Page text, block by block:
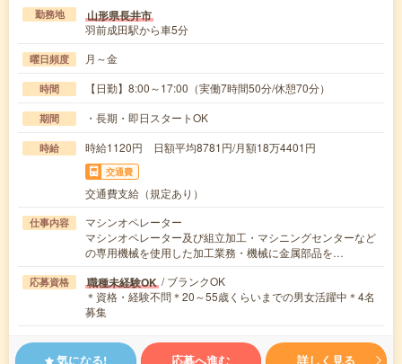
勤務地 山形県長井市
羽前成田駅から車5分
曜日頻度 月～金
時間 【日勤】8:00～17:00（実働7時間50分/休憩70分）
期間 ・長期・即日スタートOK
時給 時給1120円 日額平均8781円/月額18万4401円
交通費
交通費支給（規定あり）
仕事内容
マシンオペレーター
マシンオペレーター及び組立加工・マシニングセンターなど
の専用機械を使用した加工業務・機械に金属部品を…
応募資格 職種未経験OK / ブランクOK
＊資格・経験不問＊20～55歳くらいまでの男女活躍中＊4名
募集
気になる! 応募へ進む 詳しく見る